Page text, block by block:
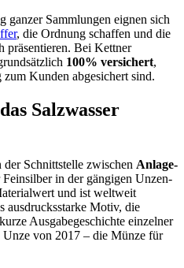
ganzer Sammlungen eignen sich
, die Ordnung schaffen und die
präsentieren. Bei Kettner
100% versichert,
Kunden abgesichert sind.
Salzwasser
Schnittstelle zwischen Anlage-
Feinsilber in der gängigen Unzen-
und ist weltweit
ausdrucksstarke Motiv, die
Ausgabegeschichte einzelner
Unze von 2017 – die Münze für